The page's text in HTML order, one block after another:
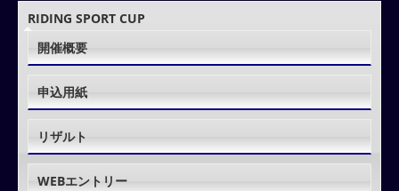
RIDING SPORT CUP
開催概要
申込用紙
リザルト
WEBエントリー